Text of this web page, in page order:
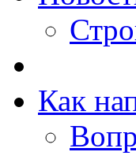
Как